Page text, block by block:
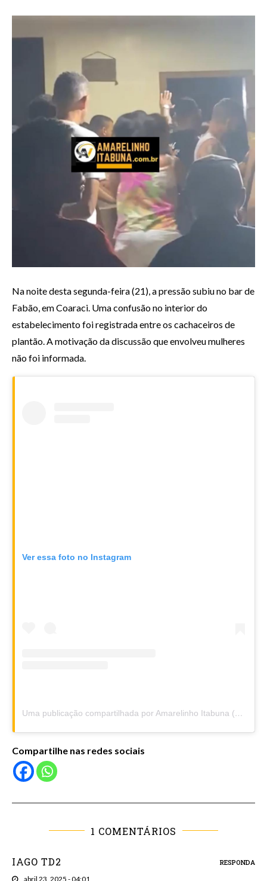
Na noite desta segunda-feira (21), a pressão subiu no bar de
Fabão, em Coaraci. Uma confusão no interior do
estabelecimento foi registrada entre os cachaceiros de
plantão. A motivação da discussão que envolveu mulheres
não foi informada.
Ver essa foto no Instagram
Uma publicação compartilhada por Amarelinho Itabuna (@amarelinhoitabuna)
Compartilhe nas redes sociais
1 COMENTÁRIOS
IAGO TD2
abril 23, 2025 - 04:01
RESPONDA